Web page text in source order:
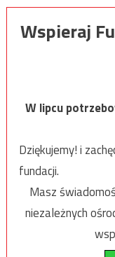
Wspieraj
W lipcu
Dziękujemy! i
fundacji.
Masz
niezależnych